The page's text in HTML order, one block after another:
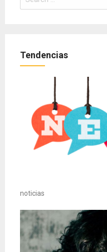
for:
Tendencias
noticias